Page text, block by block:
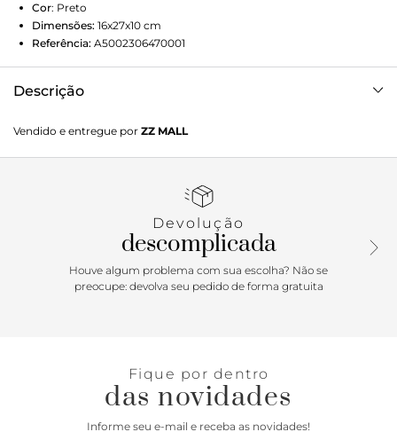
Cor: Preto
Dimensões: 16x27x10 cm
Referência: A5002306470001
Descrição
formato estruturado. Traz alça lateral em corrente metálica
com tira de couro transpassada. Possui fecho em tampo
geométrico com nome da marca.
Vendido e entregue por ZZ MALL
Devolução
descomplicada
Houve algum problema com sua escolha? Não se
preocupe: devolva seu pedido de forma gratuita
Fique por dentro
das novidades
Informe seu e-mail e receba as novidades!